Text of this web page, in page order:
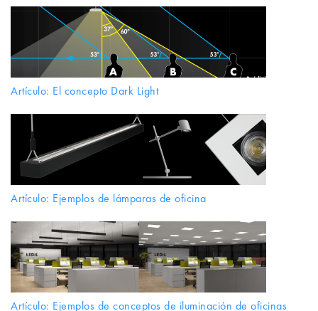
Artículo: El concepto Dark Light
Artículo: Ejemplos de lámparas de oficina
Artículo: Ejemplos de conceptos de iluminación de oficinas